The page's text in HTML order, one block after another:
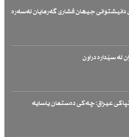
جیهان فشاری گەرمایان لەسەرە
عیراق: چەكی دەستمان یاسایە